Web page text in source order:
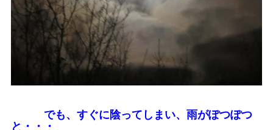
でも、すぐに陰ってしまい、雨がぽつぽつ
と・・・